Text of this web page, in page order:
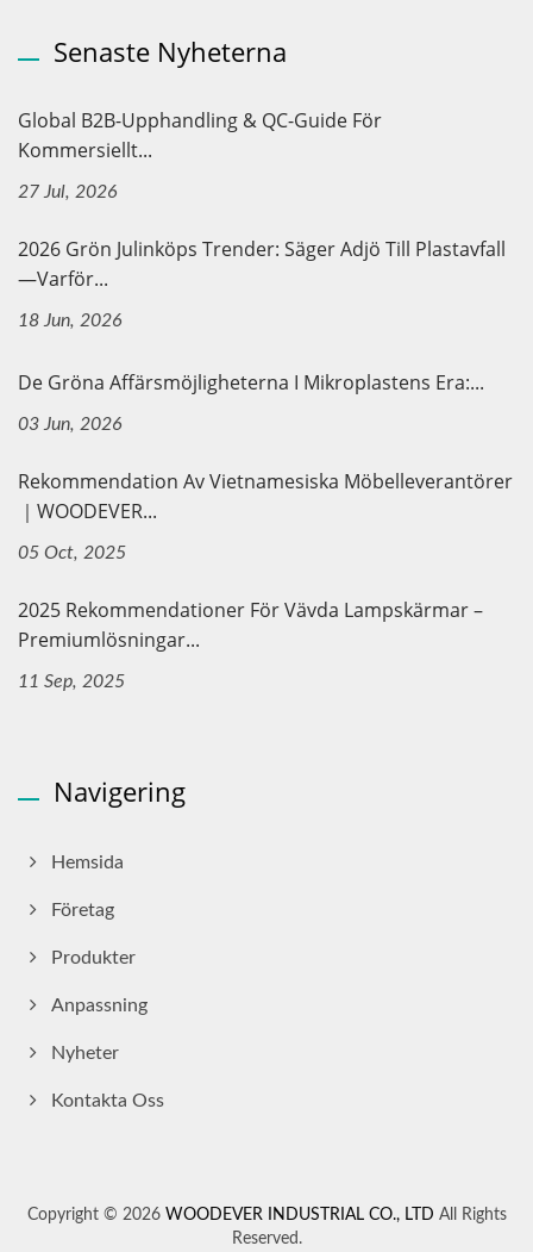
Senaste Nyheterna
Global B2B-Upphandling & QC-Guide För
Kommersiellt...
27 Jul, 2026
2026 Grön Julinköps Trender: Säger Adjö Till Plastavfall
—Varför...
18 Jun, 2026
De Gröna Affärsmöjligheterna I Mikroplastens Era:...
03 Jun, 2026
Rekommendation Av Vietnamesiska Möbelleverantörer
｜WOODEVER...
05 Oct, 2025
2025 Rekommendationer För Vävda Lampskärmar –
Premiumlösningar...
11 Sep, 2025
Navigering
Hemsida
Företag
Produkter
Anpassning
Nyheter
Kontakta Oss
Copyright © 2026 WOODEVER INDUSTRIAL CO., LTD All Rights
Reserved.